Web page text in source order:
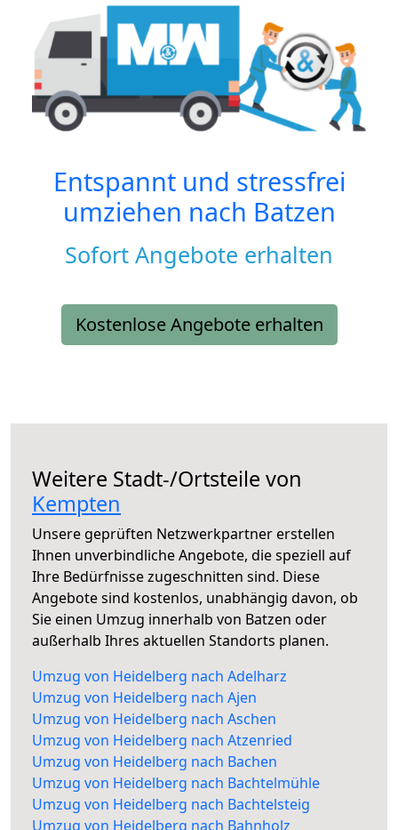
Entspannt und stressfrei
umziehen nach Batzen
Sofort Angebote erhalten
Kostenlose Angebote erhalten
Weitere Stadt-/Ortsteile von
Kempten
Unsere geprüften Netzwerkpartner erstellen
Ihnen unverbindliche Angebote, die speziell auf
Ihre Bedürfnisse zugeschnitten sind. Diese
Angebote sind kostenlos, unabhängig davon, ob
Sie einen Umzug innerhalb von Batzen oder
außerhalb Ihres aktuellen Standorts planen.
Umzug von Heidelberg nach Adelharz
Umzug von Heidelberg nach Ajen
Umzug von Heidelberg nach Aschen
Umzug von Heidelberg nach Atzenried
Umzug von Heidelberg nach Bachen
Umzug von Heidelberg nach Bachtelmühle
Umzug von Heidelberg nach Bachtelsteig
Umzug von Heidelberg nach Bahnholz